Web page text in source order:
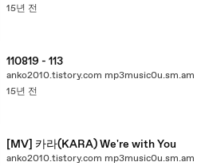
15년 전
110819 - 113
anko2010.tistory.com mp3music0u.sm.am
15년 전
[MV] 카라(KARA) We're with You
anko2010.tistory.com mp3music0u.sm.am